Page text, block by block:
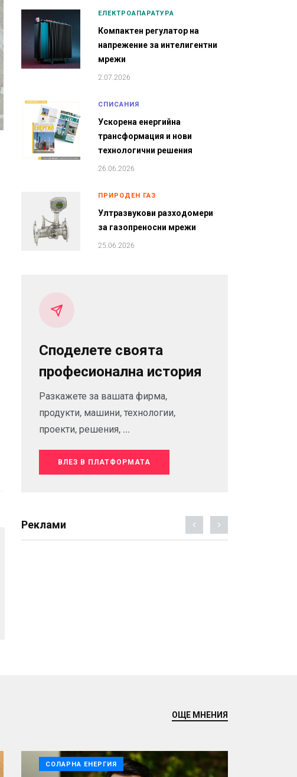
ЕЛЕКТРОАПАРАТУРА
Компактен регулатор на
напрежение за интелигентни
мрежи
2.07.2026
СПИСАНИЯ
Ускорена енергийна
трансформация и нови
технологични решения
26.06.2026
ПРИРОДЕН ГАЗ
Ултразвукови разходомери
за газопреносни мрежи
25.06.2026
Споделете своята
професионална история
Разкажете за вашата фирма,
продукти, машини, технологии,
проекти, решения, ...
ВЛЕЗ В ПЛАТФОРМАТА
Реклами
ОЩЕ МНЕНИЯ
СОЛАРНА ЕНЕРГИЯ